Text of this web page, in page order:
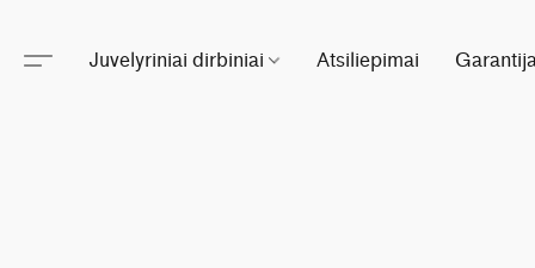
Juvelyriniai dirbiniai Atsiliepimai